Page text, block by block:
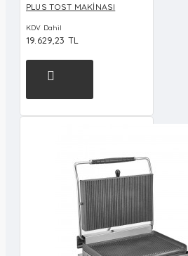
PLUS TOST MAKİNASI
KDV Dahil
19.629,23 TL